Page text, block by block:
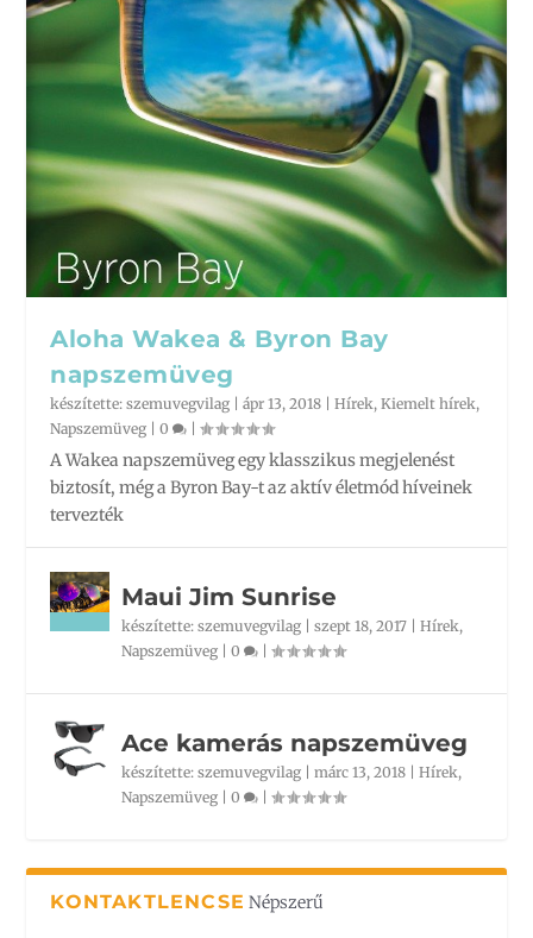
Aloha Wakea & Byron Bay
napszemüveg
készítette:szemuvegvilag |ápr 13, 2018 |Hírek,Kiemelt hírek,
Napszemüveg |0 |
A Wakea napszemüveg egy klasszikus megjelenést
biztosít, még a Byron Bay-t az aktív életmód híveinek
tervezték
Maui Jim Sunrise
készítette:szemuvegvilag |szept 18, 2017 |Hírek,
Napszemüveg |0 |
Ace kamerás napszemüveg
készítette:szemuvegvilag |márc 13, 2018 |Hírek,
Napszemüveg |0 |
KONTAKTLENCSE Népszerű